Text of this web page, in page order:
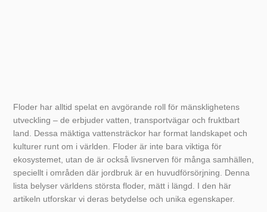
Floder har alltid spelat en avgörande roll för mänsklighetens
utveckling – de erbjuder vatten, transportvägar och fruktbart
land. Dessa mäktiga vattensträckor har format landskapet och
kulturer runt om i världen. Floder är inte bara viktiga för
ekosystemet, utan de är också livsnerven för många samhällen,
speciellt i områden där jordbruk är en huvudförsörjning. Denna
lista belyser världens största floder, mätt i längd. I den här
artikeln utforskar vi deras betydelse och unika egenskaper.